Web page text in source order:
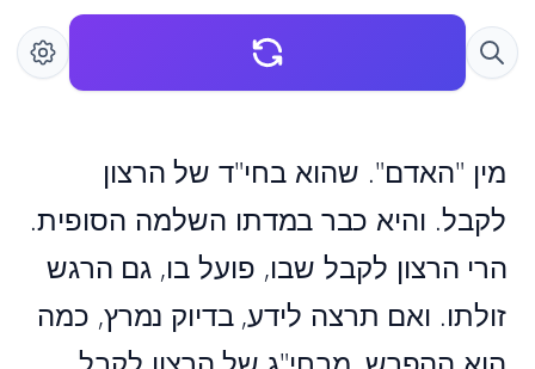
מין "האדם". שהוא בחי"ד של הרצון
לקבל. והיא כבר במדתו השלמה הסופית.
הרי הרצון לקבל שבו, פועל בו, גם הרגש
זולתו. ואם תרצה לידע, בדיוק נמרץ, כמה